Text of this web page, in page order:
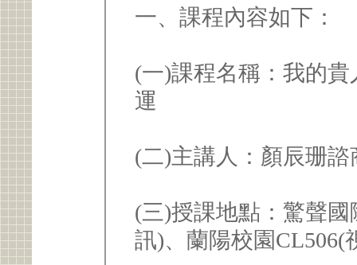
一、課程內容如下：
(一)課程名稱：我的
運
(二)主講人：顏辰珊
(三)授課地點：驚聲
訊)、蘭陽校園CL506(